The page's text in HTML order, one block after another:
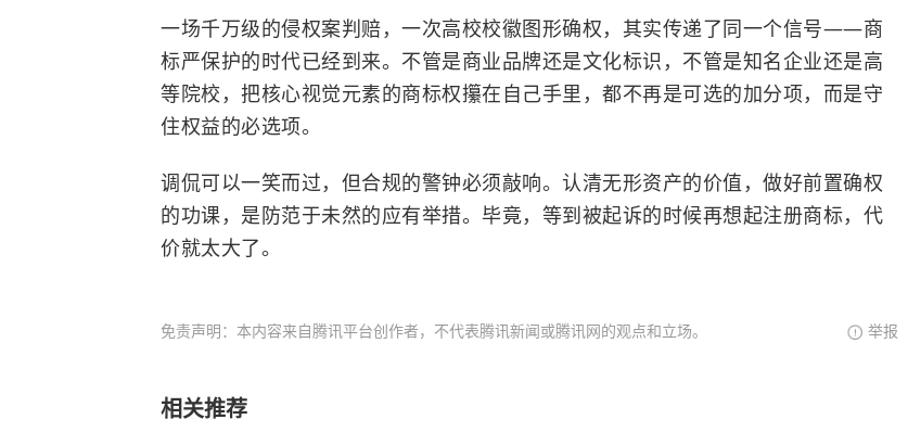
一场千万级的侵权案判赔，一次高校校徽图形确权，其实传递了同一个信号——商
标严保护的时代已经到来。不管是商业品牌还是文化标识，不管是知名企业还是高
等院校，把核心视觉元素的商标权攥在自己手里，都不再是可选的加分项，而是守
住权益的必选项。
调侃可以一笑而过，但合规的警钟必须敲响。认清无形资产的价值，做好前置确权
的功课，是防范于未然的应有举措。毕竟，等到被起诉的时候再想起注册商标，代
价就太大了。
免责声明：本内容来自腾讯平台创作者，不代表腾讯新闻或腾讯网的观点和立场。 举报
相关推荐